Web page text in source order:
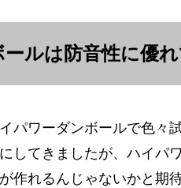
ルは防音性に優れ
パワーダンボールで色々
してきましたが、ハイパ
作れるんじゃないかと期